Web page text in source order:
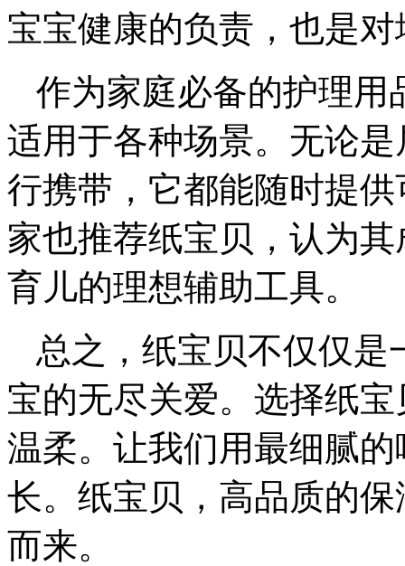
宝宝健康的负责，也是
作为家庭必备的护理用
适用于各种场景。无论
行携带，它都能随时提
家也推荐纸宝贝，认为
育儿的理想辅助工具。
总之，纸宝贝不仅仅是
宝的无尽关爱。选择纸
温柔。让我们用最细腻
长。纸宝贝，高品质的
而来。